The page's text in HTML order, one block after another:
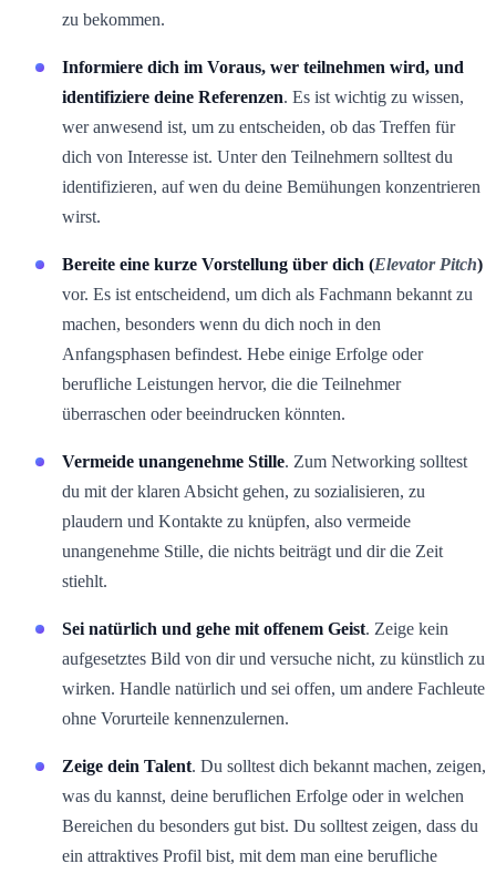
zu bekommen.
Informiere dich im Voraus, wer teilnehmen wird, und
identifiziere deine Referenzen. Es ist wichtig zu wissen,
wer anwesend ist, um zu entscheiden, ob das Treffen für
dich von Interesse ist. Unter den Teilnehmern solltest du
identifizieren, auf wen du deine Bemühungen konzentrieren
wirst.
Bereite eine kurze Vorstellung über dich (Elevator Pitch)
vor. Es ist entscheidend, um dich als Fachmann bekannt zu
machen, besonders wenn du dich noch in den
Anfangsphasen befindest. Hebe einige Erfolge oder
berufliche Leistungen hervor, die die Teilnehmer
überraschen oder beeindrucken könnten.
Vermeide unangenehme Stille. Zum Networking solltest
du mit der klaren Absicht gehen, zu sozialisieren, zu
plaudern und Kontakte zu knüpfen, also vermeide
unangenehme Stille, die nichts beiträgt und dir die Zeit
stiehlt.
Sei natürlich und gehe mit offenem Geist. Zeige kein
aufgesetztes Bild von dir und versuche nicht, zu künstlich zu
wirken. Handle natürlich und sei offen, um andere Fachleute
ohne Vorurteile kennenzulernen.
Zeige dein Talent. Du solltest dich bekannt machen, zeigen,
was du kannst, deine beruflichen Erfolge oder in welchen
Bereichen du besonders gut bist. Du solltest zeigen, dass du
ein attraktives Profil bist, mit dem man eine berufliche